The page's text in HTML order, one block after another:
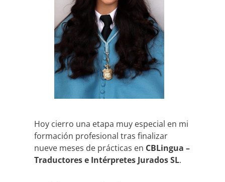
Hoy cierro una etapa muy especial en mi
formación profesional tras finalizar
nueve meses de prácticas en CBLingua –
Traductores e Intérpretes Jurados SL.